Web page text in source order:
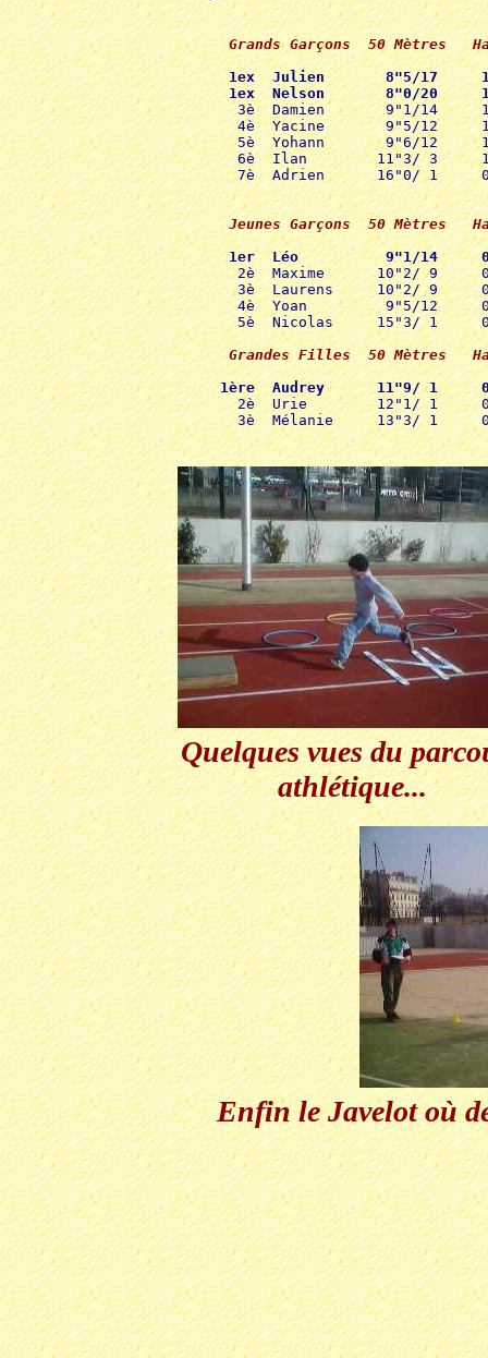
1ex  Julien       8"5/17
1ex  Nelson       8"0/20
3è  Damien       9"1/14
4è  Yacine       9"5/12
5è  Yohann       9"6/12
6è  Ilan        11"3/ 3
7è  Adrien      16"0/ 1
1er  Léo          9"1/14
2è  Maxime      10"2/ 9
3è  Laurens     10"2/ 9
4è  Yoan         9"5/12
1ère  Audrey      11"9/ 1
2è  Urie        12"1/ 1
3è  Mélanie     13"3/ 1
Quelques vues du
athlétique...
Enfin le Javelot où